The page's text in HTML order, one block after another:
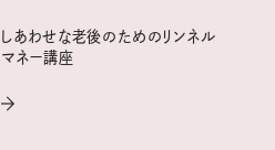
しあわせな老後のためのリンネル
マネー講座